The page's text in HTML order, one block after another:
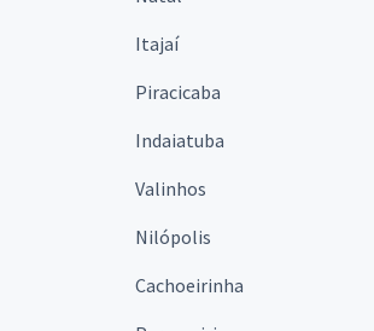
Itajaí
Piracicaba
Indaiatuba
Valinhos
Nilópolis
Cachoeirinha